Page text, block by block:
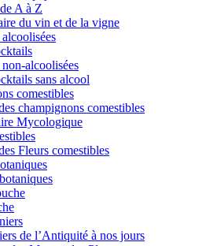
A à Z
du vin et de la vigne
alcoolisées
sans alcool
comestibles
champignons comestibles
Mycologique
Fleurs comestibles
de l’Antiquité à nos jours